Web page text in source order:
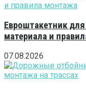
Евроштакетник
материала и
07.08.2026